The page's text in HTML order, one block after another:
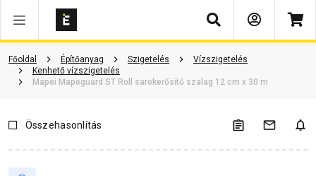
Keresés
Főoldal Építőanyag Szigetelés
Vízszigetelés
Kenhető vízszigetelés
Mapei Mapeguard ST Roll sarokerősítő szalag 12 cm x 30 m
Vásárlói vélemények Kérdések és válaszok Kapcsolódó cikkek
Összehasonlítás